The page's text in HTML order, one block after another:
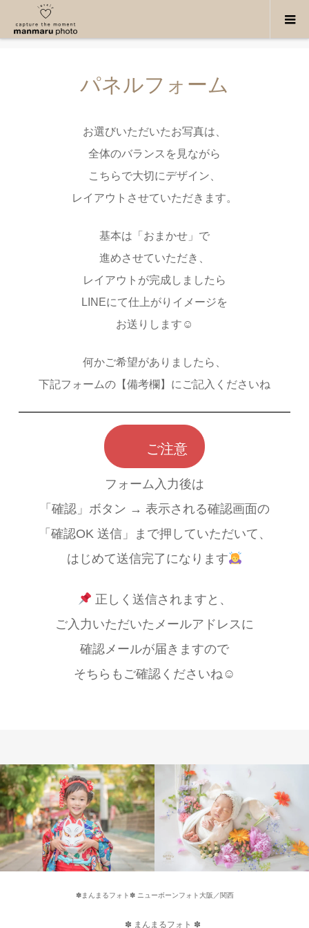
パネルフォーム
パネルフォーム
お選びいただいたお写真は、
全体のバランスを見ながら
こちらで大切にデザイン、
レイアウトさせていただきます。
基本は「おまかせ」で
進めさせていただき、
レイアウトが完成しましたら
LINEにて仕上がりイメージを
お送りします☺
何かご希望がありましたら、
下記フォームの【備考欄】にご記入くださいね
ご注意
フォーム入力後は
「確認」ボタン → 表示される確認画面の
「確認OK 送信」まで押していただいて、
はじめて送信完了になります
正しく送信されますと、
ご入力いただいたメールアドレスに
確認メールが届きますので
そちらもご確認くださいね☺
✽まんまるフォト✽ ニューボーンフォト大阪／関西
✽ まんまるフォト ✽